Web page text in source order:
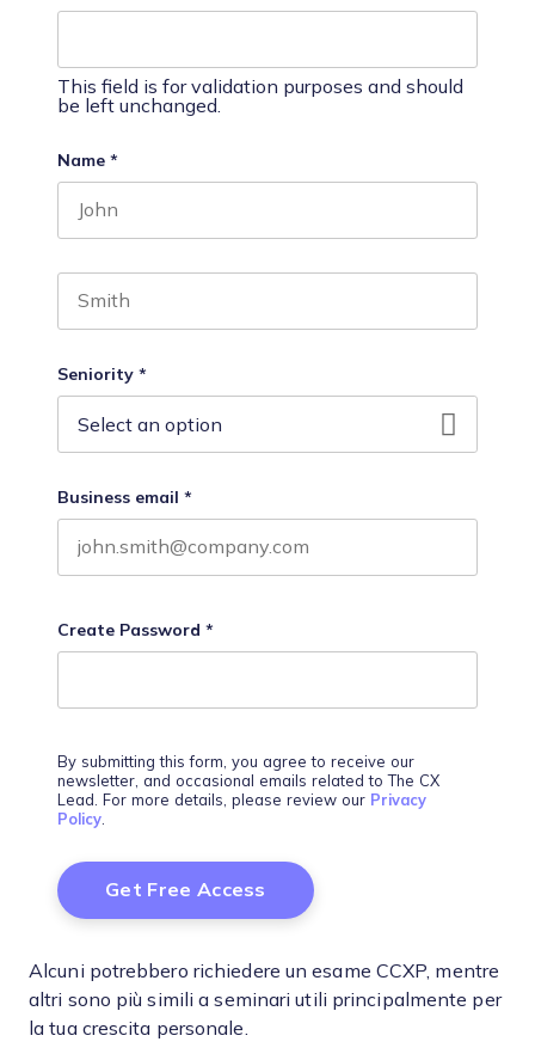
This field is for validation purposes and should
be left unchanged.
Name *
Seniority *
Business email *
Create Password *
By submitting this form, you agree to receive our
newsletter, and occasional emails related to The CX
Lead. For more details, please review our Privacy
Policy.
Alcuni potrebbero richiedere un esame CCXP, mentre
altri sono più simili a seminari utili principalmente per
la tua crescita personale.